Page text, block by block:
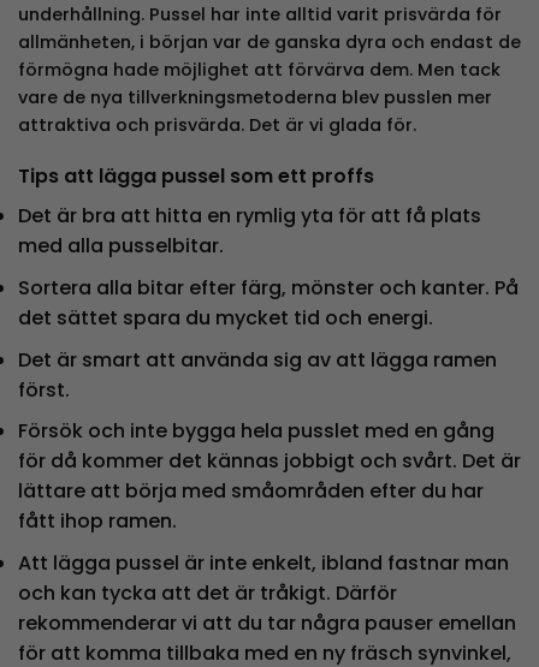
underhållning. Pussel har inte alltid varit prisvärda för
allmänheten, i början var de ganska dyra och endast de
förmögna hade möjlighet att förvärva dem. Men tack
vare de nya tillverkningsmetoderna blev pusslen mer
attraktiva och prisvärda. Det är vi glada för.
Tips att lägga pussel som ett proffs
Det är bra att hitta en rymlig yta för att få plats
med alla pusselbitar.
Sortera alla bitar efter färg, mönster och kanter. På
det sättet spara du mycket tid och energi.
Det är smart att använda sig av att lägga ramen
först.
Försök och inte bygga hela pusslet med en gång
för då kommer det kännas jobbigt och svårt. Det är
lättare att börja med småområden efter du har
fått ihop ramen.
Att lägga pussel är inte enkelt, ibland fastnar man
och kan tycka att det är tråkigt. Därför
rekommenderar vi att du tar några pauser emellan
för att komma tillbaka med en ny fräsch synvinkel,